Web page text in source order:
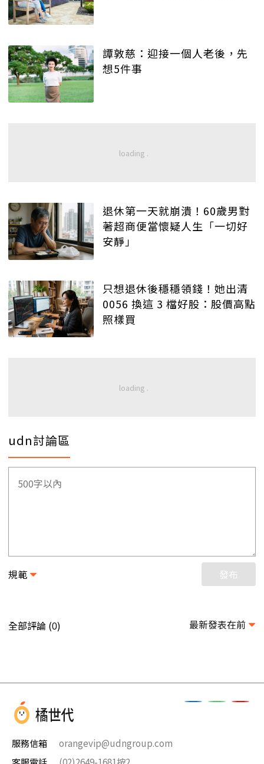
譚敦慈：迎接一個人老後，先
想5件事
退休第一天就崩潰！60歲男對
著超商便當懷疑人生「一切好
安靜」
只想退休後穩穩領錢！她出清
0056 換這 3 檔好股：股價高點
照樣買
udn討論區
規範 發布
全部評論 (0) 最新發表在前
服務信箱
orangevip@udngroup.com